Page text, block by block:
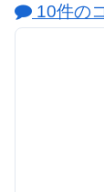
10件の